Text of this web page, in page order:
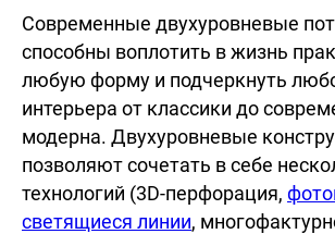
Современные двухуровневые
способны воплотить в жизнь
любую форму и подчеркнуть
интерьера от классики до
модерна. Двухуровневые
позволяют сочетать в себе
технологий (3D-перфорация,
светящиеся линии,